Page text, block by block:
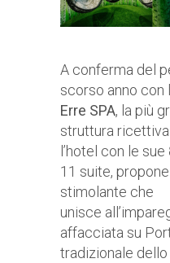
A conferma del
scorso anno con
Erre SPA, la più
struttura
l’hotel con le sue
11 suite,
stimolante che
unisce
affacciata su
tradizionale dello